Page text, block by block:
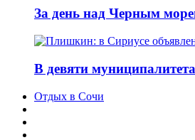
За день над Черным
В девяти
Отдых в Сочи